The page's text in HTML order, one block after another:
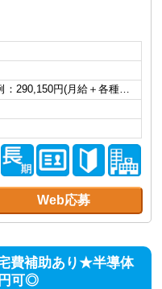
290,150円(月給＋各種…
Web応募
費補助あり★半導体
可◎